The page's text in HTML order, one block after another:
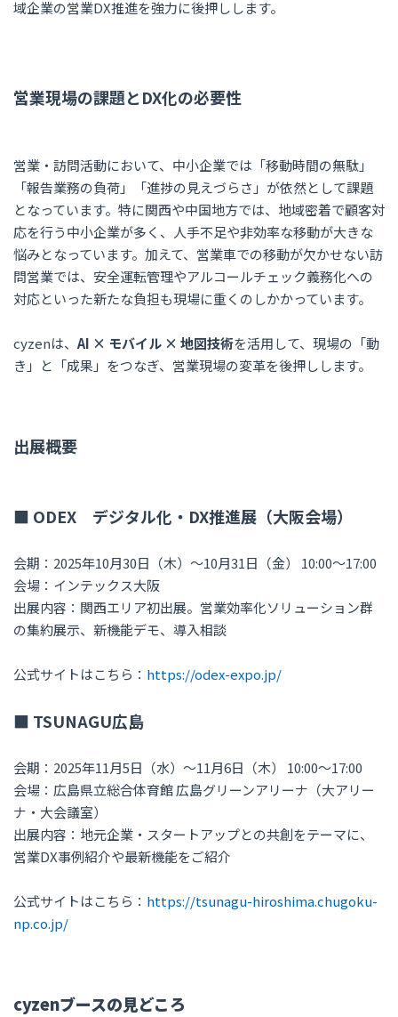
域企業の営業DX推進を強力に後押しします。
営業現場の課題とDX化の必要性
営業・訪問活動において、中小企業では「移動時間の無駄」
「報告業務の負荷」「進捗の見えづらさ」が依然として課題
となっています。特に関西や中国地方では、地域密着で顧客対
応を行う中小企業が多く、人手不足や非効率な移動が大きな
悩みとなっています。加えて、営業車での移動が欠かせない訪
問営業では、安全運転管理やアルコールチェック義務化への
対応といった新たな負担も現場に重くのしかかっています。
cyzenは、 AI × モバイル × 地図技術を活用して、現場の「動
き」と「成果」をつなぎ、営業現場の変革を後押しします。
出展概要
■ ODEX デジタル化・DX推進展（大阪会場）
会期：2025年10月30日（木）～10月31日（金） 10:00～17:00
会場：インテックス大阪
出展内容：関西エリア初出展。営業効率化ソリューション群
の集約展示、新機能デモ、導入相談
公式サイトはこちら： https://odex-expo.jp/
■ TSUNAGU広島
会期：2025年11月5日（水）～11月6日（木） 10:00～17:00
会場：広島県立総合体育館 広島グリーンアリーナ（大アリー
ナ・大会議室）
出展内容：地元企業・スタートアップとの共創をテーマに、
営業DX事例紹介や最新機能をご紹介
公式サイトはこちら： https://tsunagu-hiroshima.chugoku-
np.co.jp/
cyzenブースの見どころ